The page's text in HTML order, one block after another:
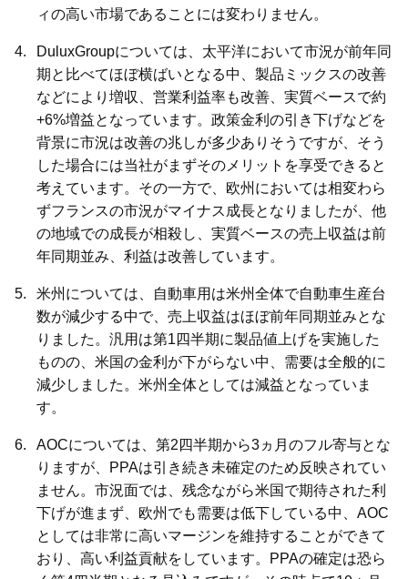
ィの高い市場であることには変わりません。
DuluxGroupについては、太平洋において市況が前年同
期と比べてほぼ横ばいとなる中、製品ミックスの改善
などにより増収、営業利益率も改善、実質ベースで約
+6%増益となっています。政策金利の引き下げなどを
背景に市況は改善の兆しが多少ありそうですが、そう
した場合には当社がまずそのメリットを享受できると
考えています。その一方で、欧州においては相変わら
ずフランスの市況がマイナス成長となりましたが、他
の地域での成長が相殺し、実質ベースの売上収益は前
年同期並み、利益は改善しています。
米州については、自動車用は米州全体で自動車生産台
数が減少する中で、売上収益はほぼ前年同期並みとな
りました。汎用は第1四半期に製品値上げを実施した
ものの、米国の金利が下がらない中、需要は全般的に
減少しました。米州全体としては減益となっていま
す。
AOCについては、第2四半期から3ヵ月のフル寄与とな
りますが、PPAは引き続き未確定のため反映されてい
ません。市況面では、残念ながら米国で期待された利
下げが進まず、欧州でも需要は低下している中、AOC
としては非常に高いマージンを維持することができて
おり、高い利益貢献をしています。PPAの確定は恐ら